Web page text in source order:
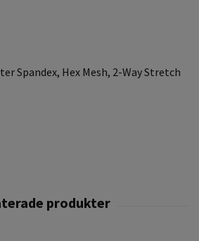
Spandex, Hex Mesh, 2-Way Stretch